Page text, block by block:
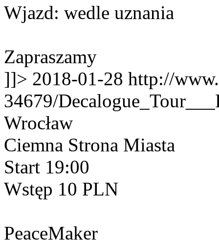
Wjazd: wedle uznania
Zapraszamy
]]> 2018-01-28 http://
34679/
Wrocław
Ciemna Strona Miasta
Start 19:00
Wstęp 10 PLN
PeaceMaker